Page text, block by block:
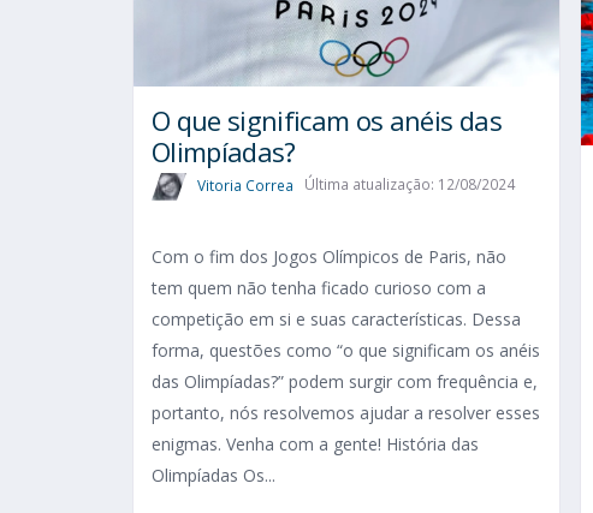
O que significam os anéis das
Olimpíadas?
Vitoria Correa Última atualização: 12/08/2024
Com o fim dos Jogos Olímpicos de Paris, não
tem quem não tenha ficado curioso com a
competição em si e suas características. Dessa
forma, questões como “o que significam os anéis
das Olimpíadas?” podem surgir com frequência e,
portanto, nós resolvemos ajudar a resolver esses
enigmas. Venha com a gente! História das
Olimpíadas Os...